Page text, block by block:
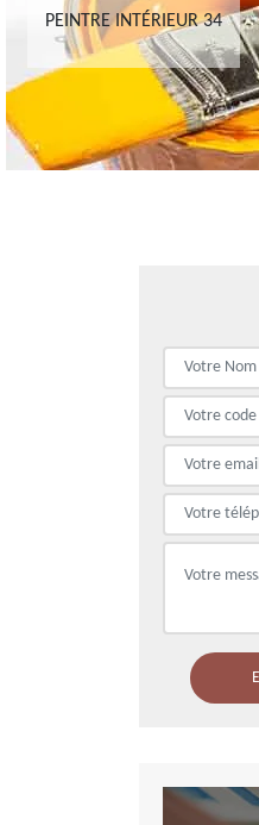
PEINTRE INTÉRIEUR 34